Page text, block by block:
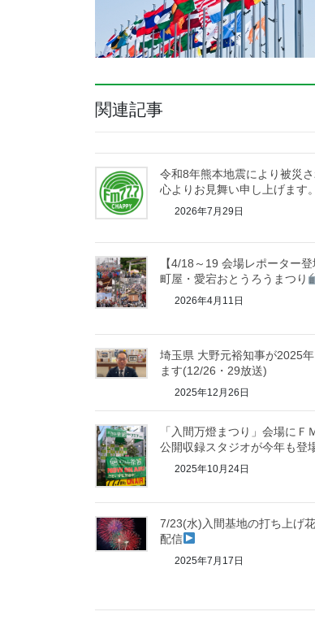
関連記事
令和8年熊本地震により被災
心よりお見舞い申し上げます。
2026年7月29日
【4/18～19 会場レポーター
町屋・愛宕おとうろうまつり
2026年4月11日
埼玉県 大野元裕知事が2025
ます(12/26・29放送)
2025年12月26日
「入間万燈まつり」会場にＦ
公開収録スタジオが今年も登
2025年10月24日
7/23(水)入間基地の打ち上げ
配信
2025年7月17日